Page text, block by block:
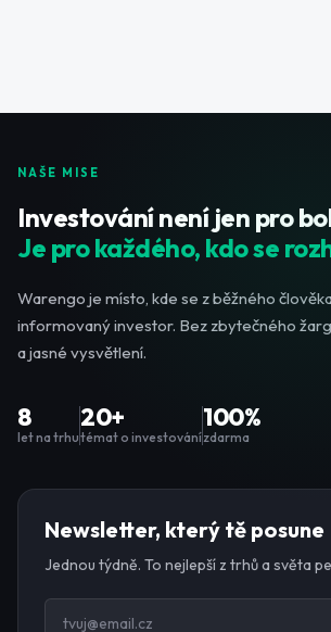
NAŠE MISE
Investování není jen pro
Je pro každého, kdo se
Warengo je místo, kde se z běžného
informovaný investor. Bez zbytečného
a jasné vysvětlení.
8
let na trhu
20+
témat o investování
100%
zdarma
Newsletter, který tě posune
Jednou týdně. To nejlepší z trhů a světa